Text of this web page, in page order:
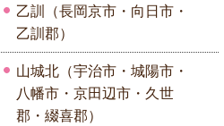
乙訓（長岡京市・向日市・
乙訓郡）
山城北（宇治市・城陽市・
八幡市・京田辺市・久世
郡・綴喜郡）